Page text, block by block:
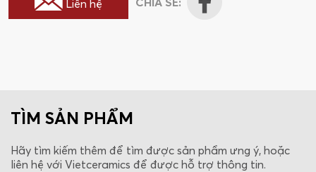
Liên hệ
TÌM SẢN PHẨM
Hãy tìm kiếm thêm để tìm được sản phẩm ưng ý, hoặc
liên hệ với Vietceramics để được hỗ trợ thông tin.